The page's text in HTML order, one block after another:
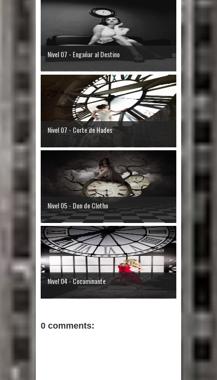
Nivel 07 - Engañar al Destino
Nivel 07 - Corte de Hades
Nivel 05 - Don de Clotho
Nivel 04 - Cocaminante
0 comments: